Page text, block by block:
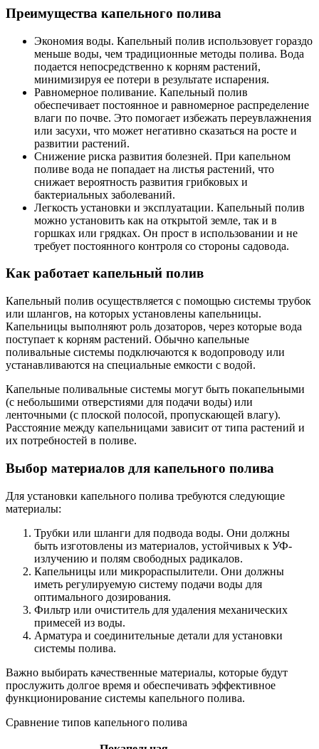
Преимущества капельного полива
Экономия воды. Капельный полив использовует гораздо
меньше воды, чем традиционные методы полива. Вода
подается непосредственно к корням растений,
минимизируя ее потери в результате испарения.
Равномерное поливание. Капельный полив
обеспечивает постоянное и равномерное распределение
влаги по почве. Это помогает избежать переувлажнения
или засухи, что может негативно сказаться на росте и
развитии растений.
Снижение риска развития болезней. При капельном
поливе вода не попадает на листья растений, что
снижает вероятность развития грибковых и
бактериальных заболеваний.
Легкость установки и эксплуатации. Капельный полив
можно установить как на открытой земле, так и в
горшках или грядках. Он прост в использовании и не
требует постоянного контроля со стороны садовода.
Как работает капельный полив
Капельный полив осуществляется с помощью системы трубок
или шлангов, на которых установлены капельницы.
Капельницы выполняют роль дозаторов, через которые вода
поступает к корням растений. Обычно капельные
поливальные системы подключаются к водопроводу или
устанавливаются на специальные емкости с водой.
Капельные поливальные системы могут быть покапельными
(с небольшими отверстиями для подачи воды) или
ленточными (с плоской полосой, пропускающей влагу).
Расстояние между капельницами зависит от типа растений и
их потребностей в поливе.
Выбор материалов для капельного полива
Для установки капельного полива требуются следующие
материалы:
Трубки или шланги для подвода воды. Они должны
быть изготовлены из материалов, устойчивых к УФ-
излучению и полям свободных радикалов.
Капельницы или микрораспылители. Они должны
иметь регулируемую систему подачи воды для
оптимального дозирования.
Фильтр или очиститель для удаления механических
примесей из воды.
Арматура и соединительные детали для установки
системы полива.
Важно выбирать качественные материалы, которые будут
прослужить долгое время и обеспечивать эффективное
функционирование системы капельного полива.
Сравнение типов капельного полива